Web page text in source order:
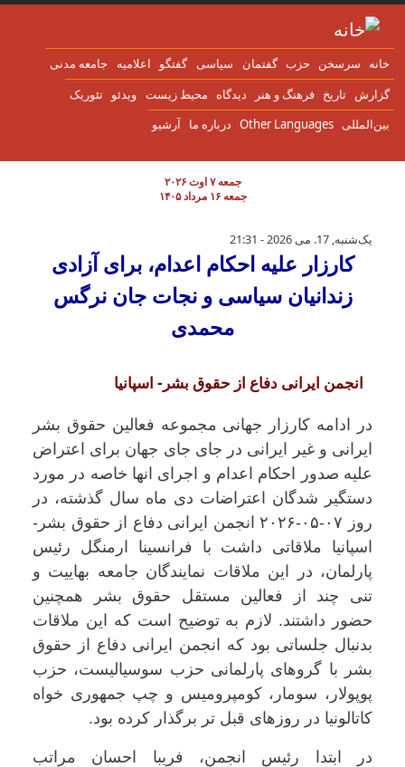
به محتوای اصلی
سرسخن حزب گفتمان سياسی گفتگو اعلاميه جامعه مدنی
تاریخ فرهنگ و هنر دیدگاه محیط زیست ویدئو تئوریک
Other Languages درباره ما آرشیو
جمعه ۷ اوت ۲۰۲۶
جمعه ۱۶ مرداد ۱۴۰۵
کارزار علیه احکام اعدام، برای آزادی
یک‌شنبه, 17. می 2026 - 21:31
کارزار علیه احکام اعدام، برای آزادی
زندانیان سیاسی و نجات جان نرگس
محمدی
انجمن ایرانی دفاع از حقوق بشر- اسپانیا
در ادامه کارزار جهانی مجموعه فعالین حقوق بشر
ایرانی و غیر ایرانی در جای جای جهان برای اعتراض
علیه صدور احکام اعدام و اجرای انها خاصه در مورد
دستگیر شدگان اعتراضات دی ماه سال گذشته، در
روز ۰۷-۰۵-۲۰۲۶ انجمن ایرانی دفاع از حقوق بشر-
اسپانیا ملاقاتی داشت با فرانسینا ارمنگل رئیس
پارلمان، در این ملاقات نمایندگان جامعه بهاییت و
تنی چند از فعالین مستقل حقوق بشر همچنین
حضور داشتند. لازم به توضیح است که این ملاقات
بدنبال جلساتی بود که انجمن ایرانی دفاع از حقوق
بشر با گروهای پارلمانی حزب سوسیالیست، حزب
پوپولار، سومار، کومپرومیس و چپ جمهوری خواه
کاتالونیا در روزهای قبل تر برگذار کرده بود.
در ابتدا رئیس انجمن، فریبا احسان مراتب